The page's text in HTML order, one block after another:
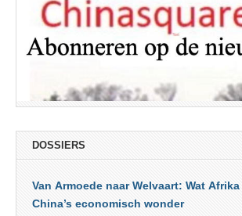
DOSSIERS
Van Armoede naar Welvaart: Wat
China’s economisch wonder